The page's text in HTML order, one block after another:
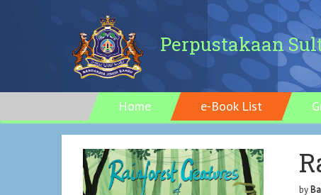
Perpustakaan
Home e-Book List
by